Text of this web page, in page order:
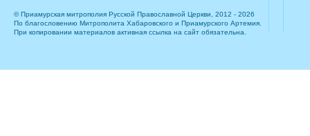
© Приамурская митрополия Русской Православной Церкви, 2012 - 2026
По благословению Митрополита Хабаровского и Приамурского Артемия.
При копировании материалов активная ссылка на сайт обязательна.